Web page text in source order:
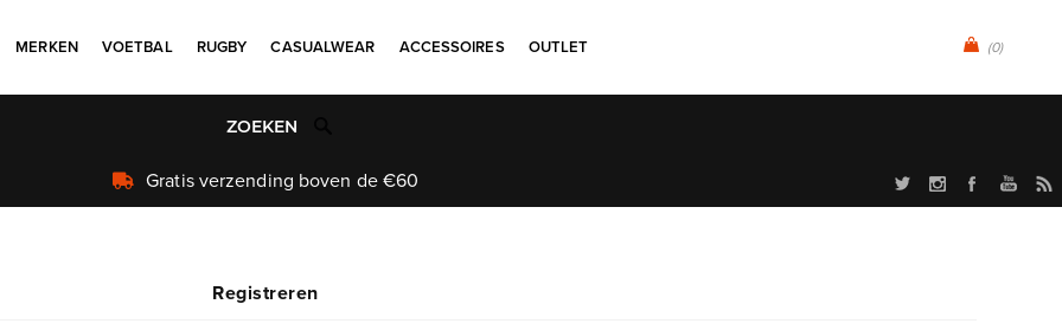
(0)
MERKEN VOETBAL RUGBY CASUALWEAR ACCESSOIRES OUTLET
Gratis verzending boven de €60
Registreren